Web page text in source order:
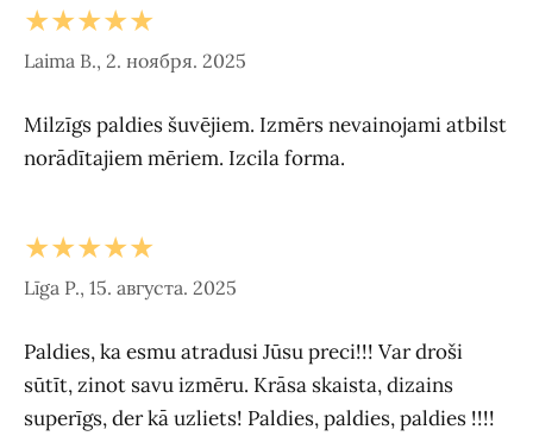
★★★★★
Laima B., 2. ноября. 2025
Milzīgs paldies šuvējiem. Izmērs nevainojami atbilst
norādītajiem mēriem. Izcila forma.
★★★★★
Līga P., 15. августа. 2025
Paldies, ka esmu atradusi Jūsu preci!!! Var droši
sūtīt, zinot savu izmēru. Krāsa skaista, dizains
superīgs, der kā uzliets! Paldies, paldies, paldies !!!!